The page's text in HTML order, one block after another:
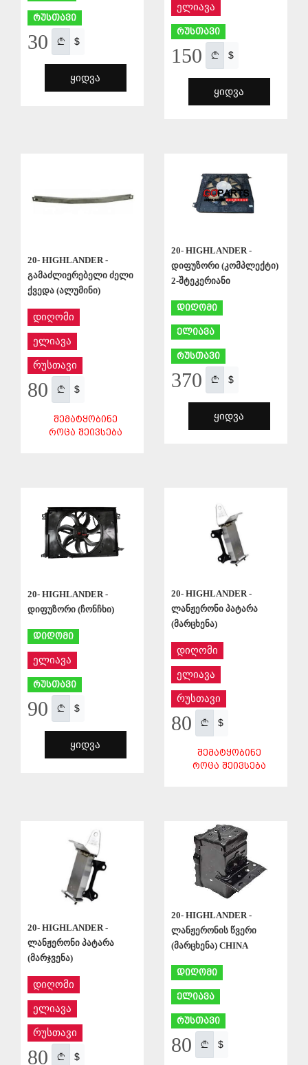
რუსთავი
30 $
ᲧᲘᲓᲕᲐ
ელიავა
რუსთავი
150 $
ᲧᲘᲓᲕᲐ
20- HIGHLANDER -
გამაძლიერებელი ძელი
ქვედა (ალუმინი)
დიღომი
ელიავა
რუსთავი
80 $
ᲨᲔᲛᲐᲢᲧᲝᲑᲘᲜᲔ
ᲠᲝᲪᲐ ᲨᲔᲘᲕᲡᲔᲑᲐ
20- HIGHLANDER -
დიფუზორი (კომპლექტი)
2-შტეკერიანი
დიღომი
ელიავა
რუსთავი
370 $
ᲧᲘᲓᲕᲐ
20- HIGHLANDER -
დიფუზორი (ჩონჩხი)
დიღომი
ელიავა
რუსთავი
90 $
ᲧᲘᲓᲕᲐ
20- HIGHLANDER -
ლანჟერონი პატარა
(მარცხენა)
დიღომი
ელიავა
რუსთავი
80 $
ᲨᲔᲛᲐᲢᲧᲝᲑᲘᲜᲔ
ᲠᲝᲪᲐ ᲨᲔᲘᲕᲡᲔᲑᲐ
ᲨᲔᲜᲐᲮᲕᲐ
20- HIGHLANDER -
ლანჟერონი პატარა
(მარჯვენა)
დიღომი
ელიავა
რუსთავი
80 $
20- HIGHLANDER -
ლანჟერონის წვერი
(მარცხენა) CHINA
დიღომი
ელიავა
რუსთავი
80 $